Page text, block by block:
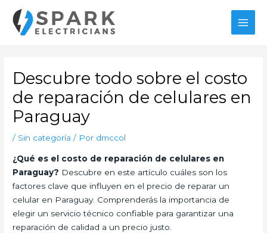
contenido
Descubre todo sobre el costo
de reparación de celulares en
Paraguay
/ Sin categoría / Por dmccol
¿Qué es el costo de reparación de celulares en
Paraguay? Descubre en este artículo cuáles son los
factores clave que influyen en el precio de reparar un
celular en Paraguay. Comprenderás la importancia de
elegir un servicio técnico confiable para garantizar una
reparación de calidad a un precio justo.